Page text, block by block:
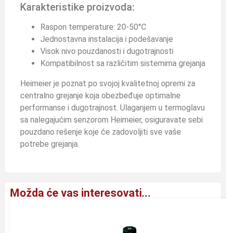
Karakteristike proizvoda:
Raspon temperature: 20-50°C
Jednostavna instalacija i podešavanje
Visok nivo pouzdanosti i dugotrajnosti
Kompatibilnost sa različitim sistemima grejanja
Heimeier je poznat po svojoj kvalitetnoj opremi za
centralno grejanje koja obezbeđuje optimalne
performanse i dugotrajnost. Ulaganjem u termoglavu
sa nalegajućim senzorom Heimeier, osiguravate sebi
pouzdano rešenje koje će zadovoljiti sve vaše
potrebe grejanja.
Možda će vas interesovati...